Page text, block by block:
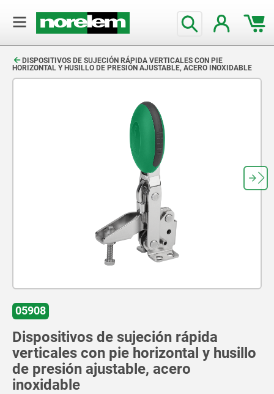
DISPOSITIVOS DE SUJECIÓN RÁPIDA VERTICALES CON PIE
HORIZONTAL Y HUSILLO DE PRESIÓN AJUSTABLE, ACERO INOXIDABLE
05908
Dispositivos de sujeción rápida
verticales con pie horizontal y husillo
de presión ajustable, acero
inoxidable